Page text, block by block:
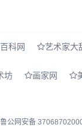
科网 艺术家大
坊 画家网
鲁公网安备